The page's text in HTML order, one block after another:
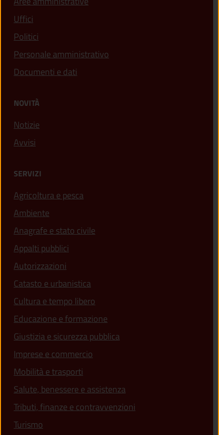
Uffici
Politici
Personale amministrativo
Documenti e dati
NOVITÀ
Notizie
Avvisi
SERVIZI
Agricoltura e pesca
Ambiente
Anagrafe e stato civile
Appalti pubblici
Autorizzazioni
Catasto e urbanistica
Cultura e tempo libero
Educazione e formazione
Giustizia e sicurezza pubblica
Imprese e commercio
Mobilità e trasporti
Salute, benessere e assistenza
Tributi, finanze e contravvenzioni
Turismo